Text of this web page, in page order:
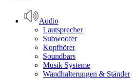
Audio
Lautsprecher
Subwoofer
Kopfhörer
Soundbars
Musik Systeme
Wandhalterungen & Ständer